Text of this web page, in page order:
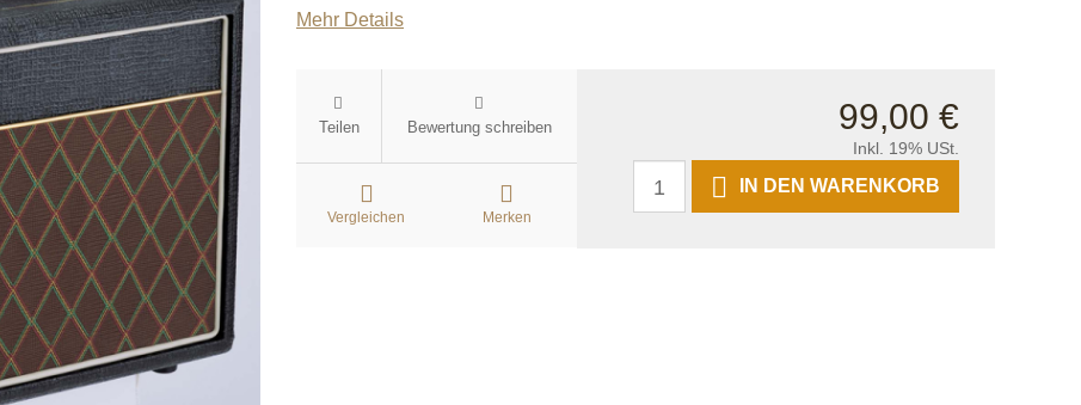
Mehr Details
Teilen Bewertung schreiben
Vergleichen Merken
99,00 €
Inkl. 19% USt.
IN DEN WARENKORB